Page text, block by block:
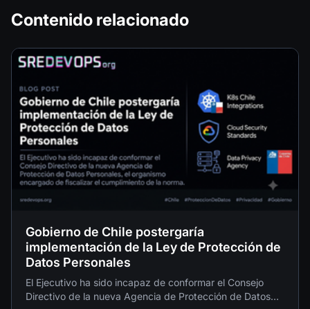
Contenido relacionado
Gobierno de Chile postergaría
implementación de la Ley de Protección de
Datos Personales
El Ejecutivo ha sido incapaz de conformar el Consejo
Directivo de la nueva Agencia de Protección de Datos